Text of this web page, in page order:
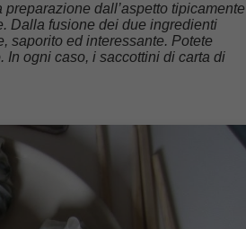
dall’aspetto tipicamente
Dalla fusione dei due ingredienti
saporito ed interessante. Potete
ogni caso, i saccottini di carta di